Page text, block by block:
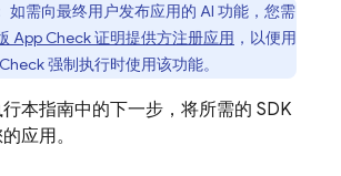
如需向最终用户发布应用的 AI 功能，您需
App Check证明提供方注册应用 ，以便用
强制执行时使用该功能。
本指南中的下一步，将所需的 SDK
应用。